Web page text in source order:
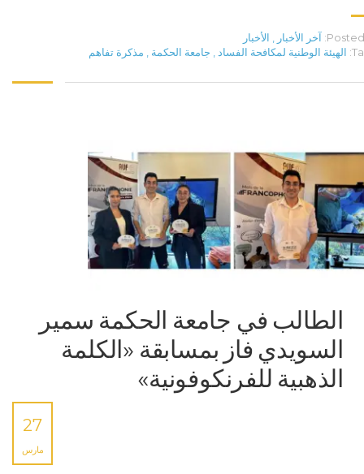
Posted آخر الأخبار
الأخبار
الهيئة الوطنية لمكافحة الفساد جامعة الحكمة مذكرة تفاهم
الطالب في جامعة الحكمة سمير
السويدي فاز بمسابقة «الكلمة
الذهبية للفرنكوفونية»
27
مارس